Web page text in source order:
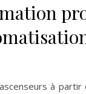
à partir